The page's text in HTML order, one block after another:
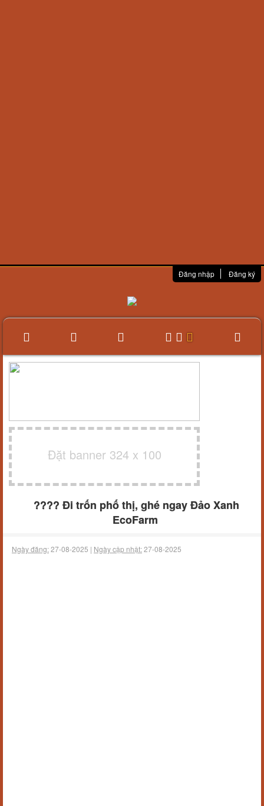
Đăng nhập Đăng ký
Đặt banner 324 x 100
????️ Đi trốn phố thị, ghé ngay Đảo Xanh
EcoFarm
Ngày đăng:27-08-2025 | Ngày cập nhật:27-08-2025